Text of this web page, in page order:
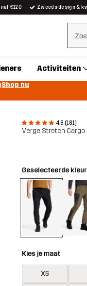
€120 Zweeds design &
Activiteiten
Shop nu
4.8 (181)
Verge Stretch Cargo
Geselecteerde
Kies je maat
XS